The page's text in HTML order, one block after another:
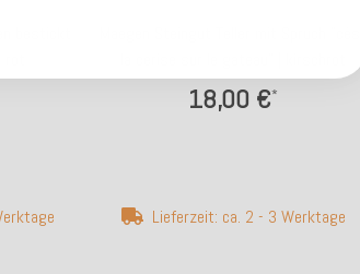
bestickt
18,00 €*
Lieferzeit: ca. 2 - 3 Werktage